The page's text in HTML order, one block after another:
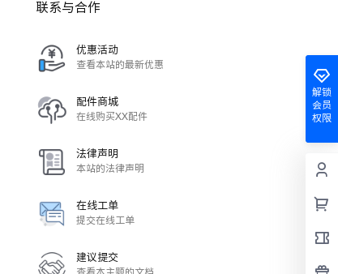
解锁
会员
权限
联系与合作
优惠活动
查看本站的最新优惠
配件商城
在线购买XX配件
法律声明
本站的法律声明
在线工单
提交在线工单
建议提交
查看本主题的文档